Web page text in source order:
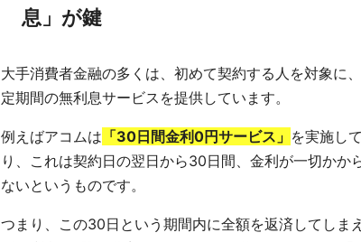
息」が鍵
大手消費者金融の多くは、初めて契約する人を対象に
定期間の無利息サービスを提供しています。
例えばアコムは 「30日間金利0円サービス」 を実施し
り、これは契約日の翌日から30日間、金利が一切かか
ないというものです。
つまり、この30日という期間内に全額を返済してしまえ